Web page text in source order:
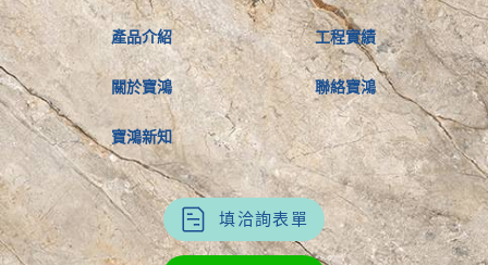
產品介紹
關於寶鴻
寶鴻新知
工程實績
聯絡寶鴻
填洽詢表單